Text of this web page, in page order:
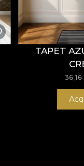
TAPET
36,16